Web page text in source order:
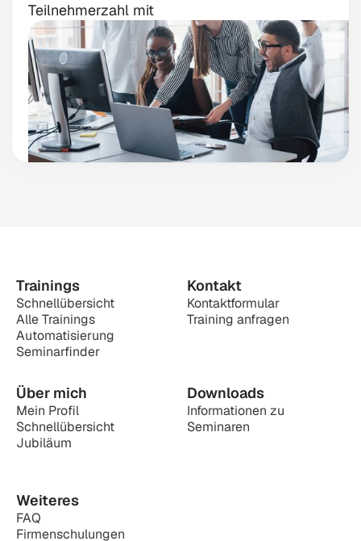
Teilnehmerzahl mit
Trainings
Schnellübersicht
Alle Trainings
Automatisierung
Seminarfinder
Kontakt
Kontaktformular
Training anfragen
Über mich
Mein Profil
Schnellübersicht
Jubiläum
Downloads
Informationen zu
Seminaren
Weiteres
FAQ
Firmenschulungen